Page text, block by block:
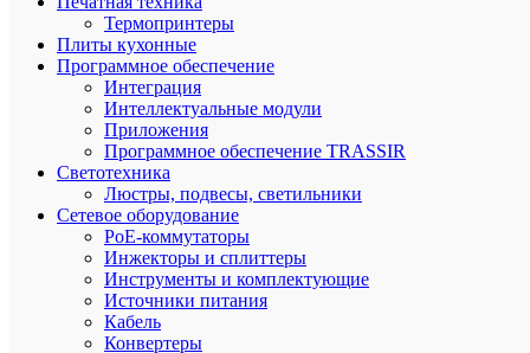
Термопринтеры
Плиты кухонные
Программное обеспечение
Интеграция
Интеллектуальные модули
Приложения
Программное обеспечение TRASSIR
Светотехника
Люстры, подвесы, светильники
Сетевое оборудование
PoE-коммутаторы
Инжекторы и сплиттеры
Инструменты и комплектующие
Источники питания
Кабель
Конвертеры